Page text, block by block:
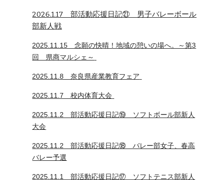
2026.1.17 部活動応援日記㉑ 男子バレーボール
部新人戦
2025.11.15 念願の快晴！地域の憩いの場へ。～第3
回 県商マルシェ～
2025.11.8 奈良県産業教育フェア
2025.11.7 校内体育大会
2025.11.2 部活動応援日記⑲ ソフトボール部新人
大会
2025.11.2 部活動応援日記⑱ バレー部女子、春高
バレー予選
2025.11.1 部活動応援日記⑰ ソフトテニス部新人